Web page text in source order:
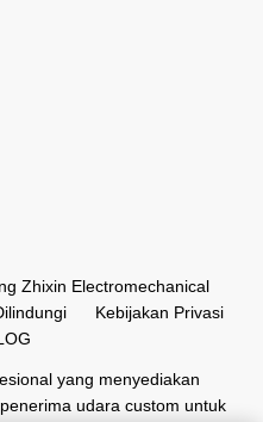
Zhixin Electromechanical
Kebijakan Privasi
yang menyediakan
udara custom untuk